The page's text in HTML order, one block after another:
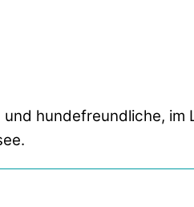
hundefreundliche,